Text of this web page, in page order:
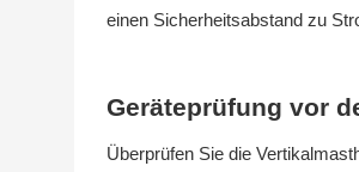
einen Sicherheitsabstand zu
Geräteprüfung vor
Überprüfen Sie die